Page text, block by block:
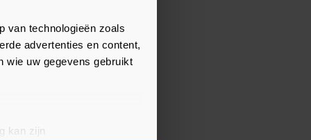
van technologieën zoals
advertenties en content,
wie uw gegevens gebruikt
kan zijn